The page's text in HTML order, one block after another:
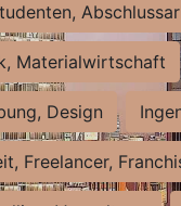
Materialwirtschaft
Design
Freelancer,